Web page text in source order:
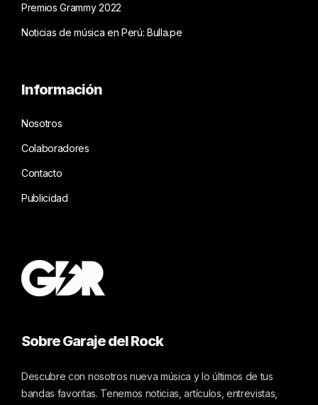
Premios Grammy 2022
Noticias de música en Perú: Bulla.pe
Información
Nosotros
Colaboradores
Contacto
Publicidad
Sobre Garaje del Rock
Descubre con nosotros nueva música y lo últimos de tus
bandas favoritas. Tenemos noticias, artículos, entrevistas,